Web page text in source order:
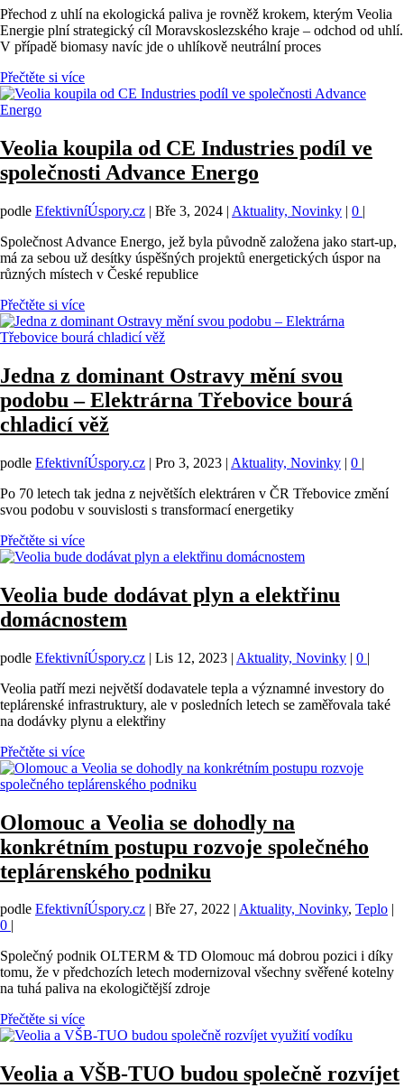
Přechod z uhlí na ekologická paliva je rovněž krokem, kterým Veolia
Energie plní strategický cíl Moravskoslezského kraje – odchod od uhlí.
V případě biomasy navíc jde o uhlíkově neutrální proces
Přečtěte si více
Veolia koupila od CE Industries podíl ve
společnosti Advance Energo
podle EfektivníÚspory.cz | Bře 3, 2024 | Aktuality, Novinky | 0 |
Společnost Advance Energo, jež byla původně založena jako start-up,
má za sebou už desítky úspěšných projektů energetických úspor na
různých místech v České republice
Přečtěte si více
Jedna z dominant Ostravy mění svou
podobu – Elektrárna Třebovice bourá
chladicí věž
podle EfektivníÚspory.cz | Pro 3, 2023 | Aktuality, Novinky | 0 |
Po 70 letech tak jedna z největších elektráren v ČR Třebovice změní
svou podobu v souvislosti s transformací energetiky
Přečtěte si více
Veolia bude dodávat plyn a elektřinu
domácnostem
podle EfektivníÚspory.cz | Lis 12, 2023 | Aktuality, Novinky | 0 |
Veolia patří mezi největší dodavatele tepla a významné investory do
teplárenské infrastruktury, ale v posledních letech se zaměřovala také
na dodávky plynu a elektřiny
Přečtěte si více
Olomouc a Veolia se dohodly na
konkrétním postupu rozvoje společného
teplárenského podniku
podle EfektivníÚspory.cz Bře 27, 2022 Aktuality, Novinky, Teplo
0
Společný podnik OLTERM & TD Olomouc má dobrou pozici i díky
tomu, že v předchozích letech modernizoval všechny svěřené kotelny
na tuhá paliva na ekologičtější zdroje
Přečtěte si více
Veolia a VŠB-TUO budou společně rozvíjet